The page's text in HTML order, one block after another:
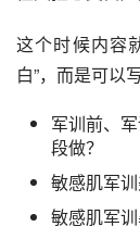
这个时候内容
白”，而是可以写
军训前、
段做？
敏感肌军
敏感肌军